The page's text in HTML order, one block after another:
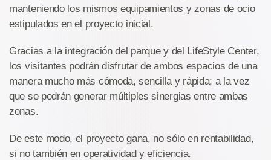
manteniendo los mismos equipamientos y zonas de ocio
estipulados en el proyecto inicial.
Gracias a la integración del parque y del LifeStyle Center,
los visitantes podrán disfrutar de ambos espacios de una
manera mucho más cómoda, sencilla y rápida; a la vez
que se podrán generar múltiples sinergias entre ambas
zonas.
De este modo, el proyecto gana, no sólo en rentabilidad,
si no también en operatividad y eficiencia.